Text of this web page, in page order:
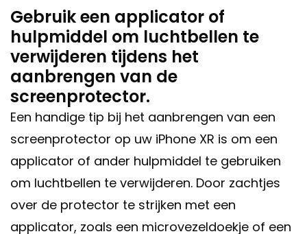
Gebruik een applicator of
hulpmiddel om luchtbellen te
verwijderen tijdens het
aanbrengen van de
screenprotector.
Een handige tip bij het aanbrengen van een
screenprotector op uw iPhone XR is om een
applicator of ander hulpmiddel te gebruiken
om luchtbellen te verwijderen. Door zachtjes
over de protector te strijken met een
applicator, zoals een microvezeldoekje of een